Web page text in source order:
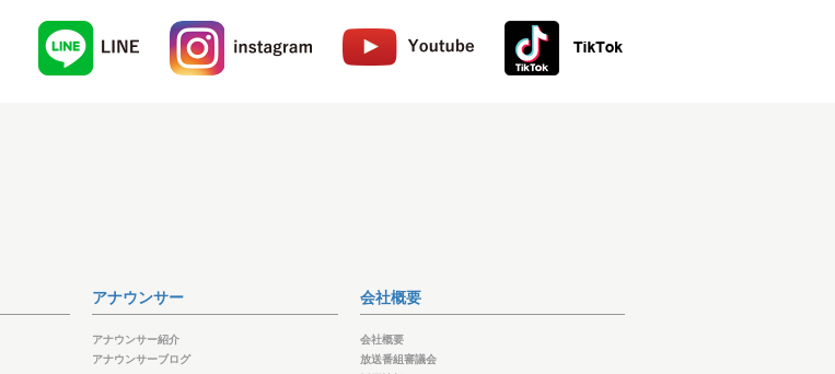
アナウンサー
アナウンサー紹介
アナウンサーブログ
会社概要
会社概要
放送番組審議会